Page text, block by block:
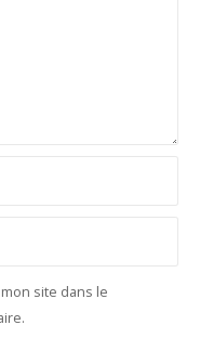
site dans le